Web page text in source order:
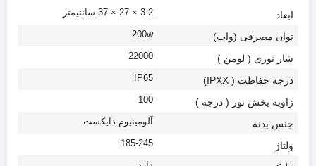
ابعاد 3.2 × 27 × 37 سانتیمتر
توان مصرفی (وات) 200w
شار نوری ( لومن ) 22000
درجه حفاظت ( IPXX) IP65
زاویه پخش نور ( درجه ) 100
جنس بدنه آلومینیوم دایکست
ولتاژ 185-245